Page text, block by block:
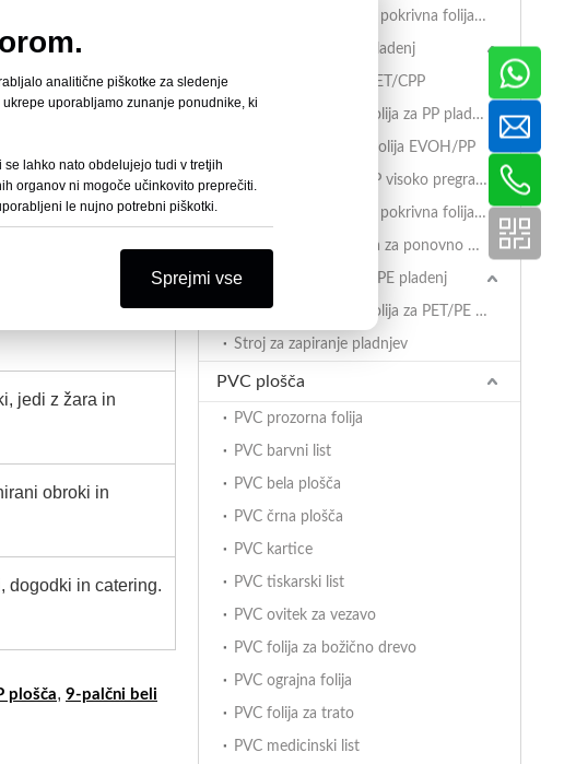
degustacijske
kosila.
in zabave.
jedi z žara in
obroki in
dogodki in catering.
plošča, 9-palčni beli
Prevlečena BOPET pokrivna folija za pladnje CPET
Tesnilna folija za PP pladenj
Tesnilna folija BOPET/CPP
PET/PE pokrivna folija za PP pladnje
Visoko pregradna folija EVOH/PP
AlOx PET/PA/RCPP visoko pregradna retortna folija za PP pladnje
Prevlečena BOPET pokrivna folija za PP pladnje
PET/PA/RCPP folija za ponovno uporabo za PP pladnje
Tesnilna folija za PET/PE pladenj
PET/PE pokrivna folija za PET/PE pladnje
Stroj za zapiranje pladnjev
PVC plošča
PVC prozorna folija
PVC barvni list
PVC bela plošča
PVC črna plošča
PVC kartice
PVC tiskarski list
PVC ovitek za vezavo
PVC folija za božično drevo
PVC ograjna folija
PVC folija za trato
PVC medicinski list
analitične piškotke za sledenje
uporabljamo zunanje ponudnike, ki
lahko nato obdelujejo tudi v tretjih
organov ni mogoče učinkovito preprečiti.
le nujno potrebni piškotki.
Sprejmi vse